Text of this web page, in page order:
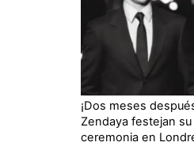
¡Dos meses
Zendaya festejan
ceremonia en